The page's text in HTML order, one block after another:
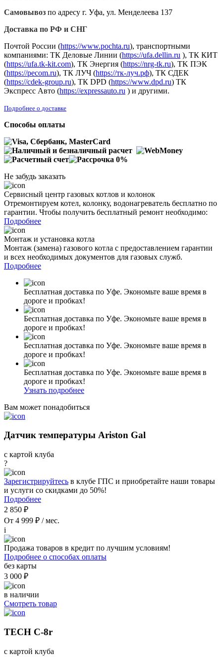
Самовывоз по адресу г. Уфа, ул. Менделеева 137
Доставка по РФ и СНГ
Почтой России (https://www.pochta.ru), транспортными
компаниями: ТК Деловые Линии (https://ufa.dellin.ru ), ТК КИТ
(https://ufa.tk-kit.com), ТК Энергия (https://nrg-tk.ru), ТK ПЭК
(https://pecom.ru), ТК ЛУЧ (https://тк-луч.рф), ТК СДЕК
(https://cdek-group.ru), ТК DPD (https://www.dpd.ru) ТК
Экспресс Авто (https://expressauto.ru ) и другими.
Подробнее о доставке
Способы оплаты
Не забудь заказать
Сервисный центр газовых котлов и колонок
Отремонтируем котел, колонку, водонагреватель бесплатно по
гарантии. Чтобы получить бесплатный ремонт необходимо:
Подробнее
Монтаж и установка котла
Монтаж (замена) газового котла с предоставлением гарантии
и всех необходимых документов для газовых служб.
Подробнее
Бесплатная доставка по Уфе. Экономьте ваше время в
дороге и пробках!
Бесплатная доставка по Уфе. Экономьте ваше время в
дороге и пробках!
Бесплатная доставка по Уфе. Экономьте ваше время в
дороге и пробках!
Бесплатная доставка по Уфе. Экономьте ваше время в
дороге и пробках!
Узнать подробнее
Вам может понадобиться
Датчик температуры Ariston Gal
с картой клуба
?
Зарегистрируйтесь в клубе ГПС и приобретайте наши товары
и услуги со скидками до 50%!
Подробнее
2 850 ₽
От 4 999 ₽ / мес.
i
Продажа товаров в кредит по лучшим условиям!
Подробнее о способах оплаты
без карты
3 000 ₽
в наличии
Смотреть товар
TECH C-8r
с картой клуба